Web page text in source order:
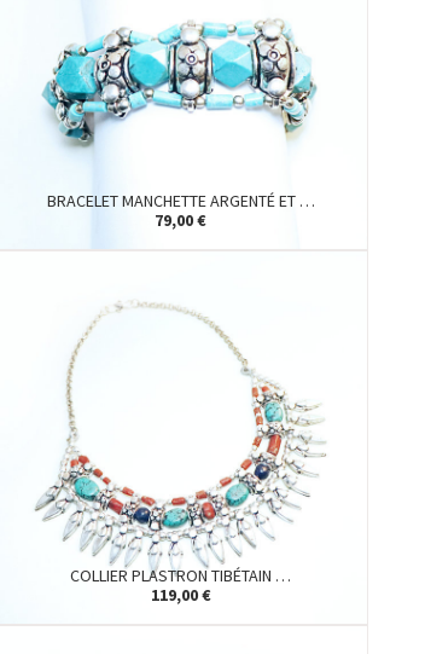
BRACELET MANCHETTE ARGENTÉ ET …
79,00 €
COLLIER PLASTRON TIBÉTAIN …
119,00 €